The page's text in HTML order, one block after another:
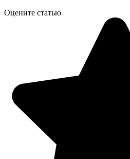
Оцените статью